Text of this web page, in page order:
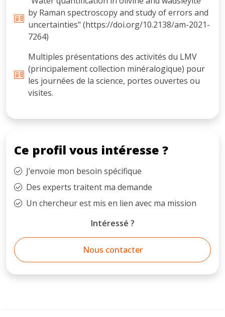
by Raman spectroscopy and study of errors and
uncertainties" (https://doi.org/10.2138/am-2021-
7264)
Multiples présentations des activités du LMV
(principalement collection minéralogique) pour
les journées de la science, portes ouvertes ou
visites.
Ce profil vous intéresse ?
J’envoie mon besoin spécifique
Des experts traitent ma demande
Un chercheur est mis en lien avec ma mission
Intéressé ?
Nous contacter